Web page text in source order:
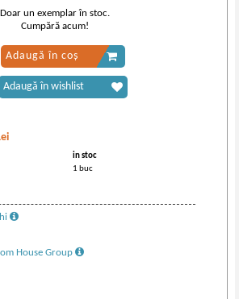
in stoc
1 buc
House Group
Doar un exemplar în stoc.
Cumpără acum!
Adaugă în coș
Adaugă în wishlist